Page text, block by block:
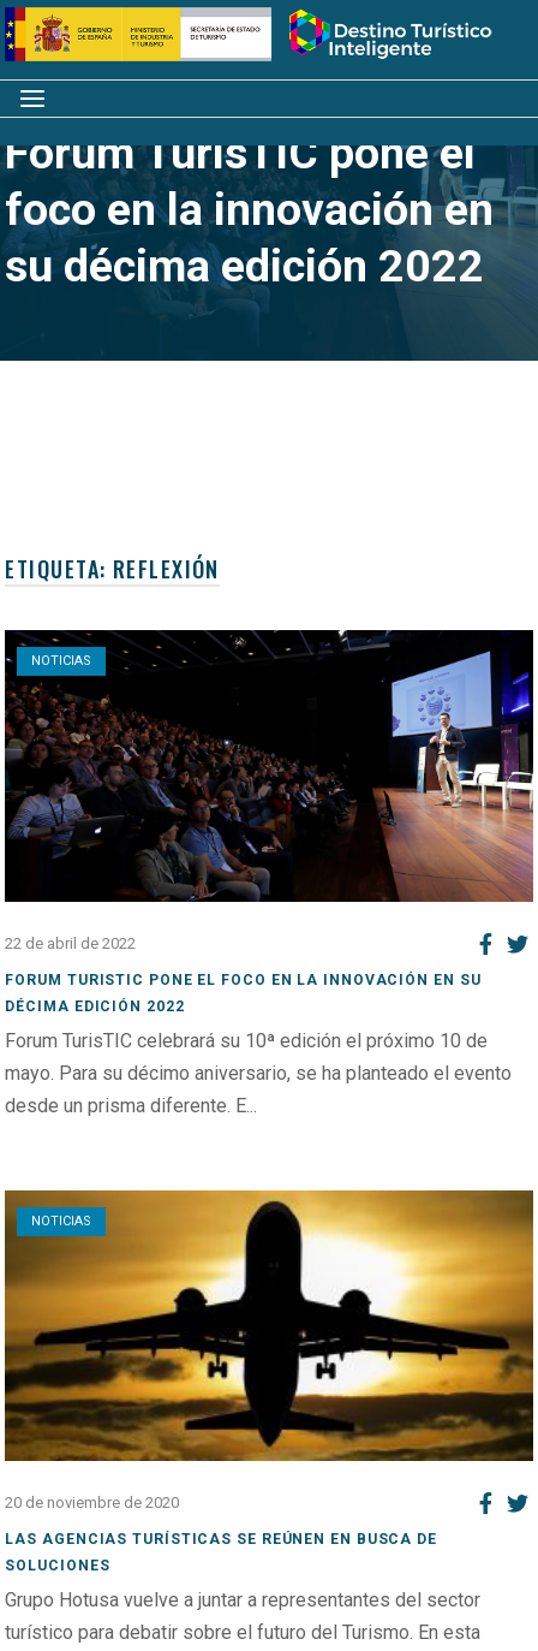
Saltar
al
contenido
Inicio
Menú
Forum TurisTIC pone el
foco en la innovación en
su décima edición 2022
ETIQUETA: REFLEXIÓN
NOTICIAS
Open post
22 de abril de 2022
FORUM TURISTIC PONE EL FOCO EN LA INNOVACIÓN EN SU
DÉCIMA EDICIÓN 2022
Forum TurisTIC celebrará su 10ª edición el próximo 10 de
mayo. Para su décimo aniversario, se ha planteado el evento
desde un prisma diferente. E...
NOTICIAS
Open post
20 de noviembre de 2020
LAS AGENCIAS TURÍSTICAS SE REÚNEN EN BUSCA DE
SOLUCIONES
Grupo Hotusa vuelve a juntar a representantes del sector
turístico para debatir sobre el futuro del Turismo. En esta